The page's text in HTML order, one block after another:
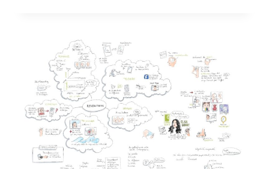
GRAPHIQUE?